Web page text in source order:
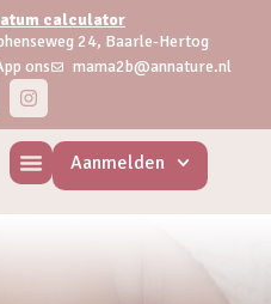
calculator
24, Baarle-Hertog
ons mama2b@annature.nl
Aanmelden